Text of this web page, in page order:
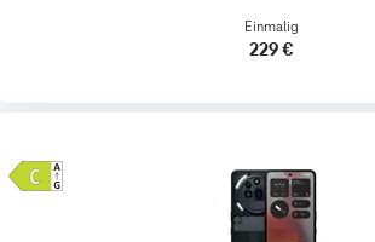
Einmalig
229 €